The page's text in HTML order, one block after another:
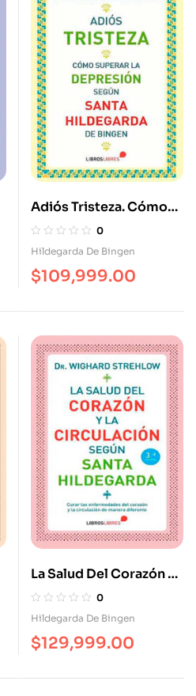
Adiós Tristeza. Cómo
Superar La Depresión
Según Santa
Superar La Depresión
0
Hildegarda De Bingen
$109,999.00
La Salud Del Corazón Y
La Circulación Según
Santa Hildegarda. Curar
Corazón Y La
0
Hildegarda De Bingen
$129,999.00